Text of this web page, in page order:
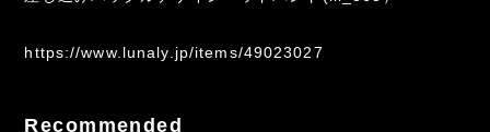
https://www.lunaly.jp/items/49023027
Recommended